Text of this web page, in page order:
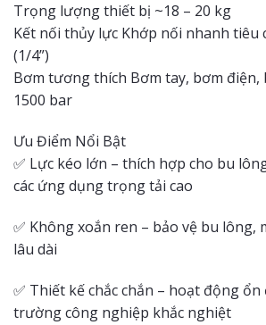
Trọng lượng thiết bị ~18 – 20 kg
Kết nối thủy lực Khớp nối nhanh tiêu
(1/4”)
Bơm tương thích Bơm tay, bơm
1500 bar
Ưu Điểm Nổi Bật
✅ Lực kéo lớn – thích hợp cho bu
các ứng dụng trọng tải cao
✅ Không xoắn ren – bảo vệ bu lông,
lâu dài
✅ Thiết kế chắc chắn – hoạt động
trường công nghiệp khắc nghiệt